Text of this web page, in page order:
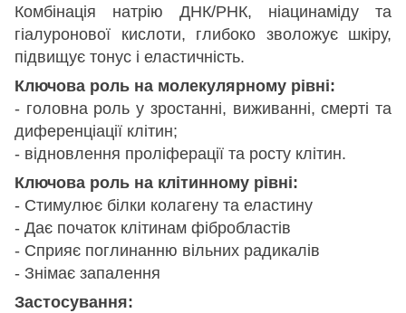
Комбінація натрію ДНК/РНК, ніацинаміду та
гіалуронової кислоти, глибоко зволожує шкіру,
підвищує тонус і еластичність.
Ключова роль на молекулярному рівні:
- головна роль у зростанні, виживанні, смерті та
диференціації клітин;
- відновлення проліферації та росту клітин.
Ключова роль на клітинному рівні:
- Стимулює білки колагену та еластину
- Дає початок клітинам фібробластів
- Сприяє поглинанню вільних радикалів
- Знімає запалення
Застосування: